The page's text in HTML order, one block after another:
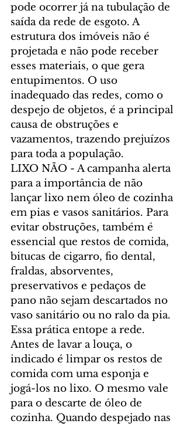
pode ocorrer já na tubulação de
saída da rede de esgoto. A
estrutura dos imóveis não é
projetada e não pode receber
esses materiais, o que gera
entupimentos. O uso
inadequado das redes, como o
despejo de objetos, é a principal
causa de obstruções e
vazamentos, trazendo prejuízos
para toda a população.
LIXO NÃO - A campanha alerta
para a importância de não
lançar lixo nem óleo de cozinha
em pias e vasos sanitários. Para
evitar obstruções, também é
essencial que restos de comida,
bitucas de cigarro, fio dental,
fraldas, absorventes,
preservativos e pedaços de
pano não sejam descartados no
vaso sanitário ou no ralo da pia.
Essa prática entope a rede.
Antes de lavar a louça, o
indicado é limpar os restos de
comida com uma esponja e
jogá-los no lixo. O mesmo vale
para o descarte de óleo de
cozinha. Quando despejado nas